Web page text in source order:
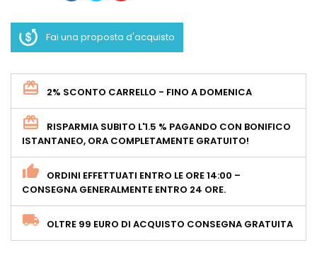
Fai una proposta d'acquisto
2% SCONTO CARRELLO - FINO A DOMENICA
RISPARMIA SUBITO L'1.5 % PAGANDO CON BONIFICO
ISTANTANEO, ORA COMPLETAMENTE GRATUITO!
ORDINI EFFETTUATI ENTRO LE ORE 14:00 –
CONSEGNA GENERALMENTE ENTRO 24 ORE.
OLTRE 99 EURO DI ACQUISTO CONSEGNA GRATUITA